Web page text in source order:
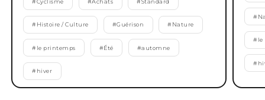
#Cyclisme #Achats #Standard
# Histoire / Culture #Guérison # Nature
# le printemps #Été #automne
# hiver
#
# le
#